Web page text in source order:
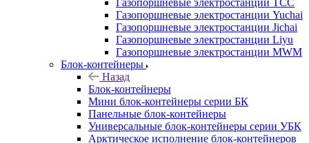
Газопоршневые электростанции ТСС
Газопоршневые электростанции Yuchai
Газопоршневые электростанции Jichai
Газопоршневые электростанции Liyu
Газопоршневые электростанции MWM
Блок-контейнеры
Назад
Блок-контейнеры
Мини блок-контейнеры серии БК
Панельные блок-контейнеры
Универсальные блок-контейнеры серии УБК
Арктическое исполнение блок-контейнеров